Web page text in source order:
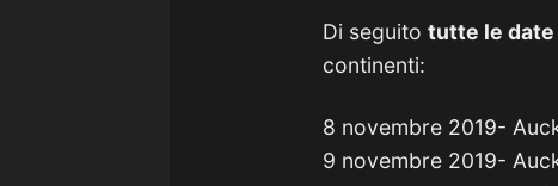
Di seguito tutte le date
continenti:
8 novembre 2019-
9 novembre 2019-